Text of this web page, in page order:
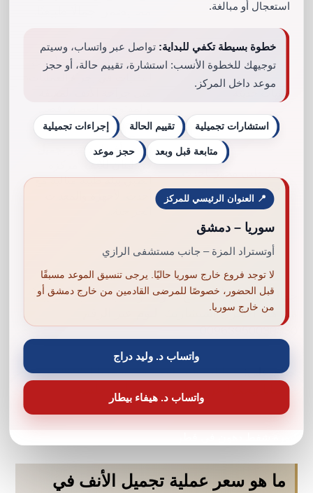
تقنيات حديثة
يستخدم الدكتور وليد أحدث
النتائج.
الأجهزة
يقدمأفضل دكتور تجميل
في لبنان للانف
الطبي بيئة طبية مثالية مع
جمالك في أيدٍ أمينة مع د. وليد ود. هيفاء – جمالك يبدأ
من هنا! احجزي استشارتك اليوم عبر الرقم
00963950030830
اطلع على:
عمليات شد الوجه في سوريا | 95% من
مرضانا بيحكوا عن فرق بيبين من أول جلسة
ما هو سعر عملية تجميل الأنف في
استعجال أو مبالغة.
خطوة بسيطة تكفي للبداية: تواصل عبر واتساب، وسيتم
توجيهك للخطوة الأنسب: استشارة، تقييم حالة، أو حجز
موعد داخل المركز.
استشارات تجميلية تقييم الحالة إجراءات تجميلية
متابعة قبل وبعد حجز موعد
📍 العنوان الرئيسي للمركز
سوريا – دمشق
أوتستراد المزة – جانب مستشفى الرازي
لا توجد فروع خارج سوريا حاليًا. يرجى تنسيق الموعد مسبقًا
قبل الحضور، خصوصًا للمرضى القادمين من خارج دمشق أو
من خارج سوريا.
واتساب د. وليد دراج
واتساب د. هيفاء بيطار
دكتورة شفط دهون في قطر